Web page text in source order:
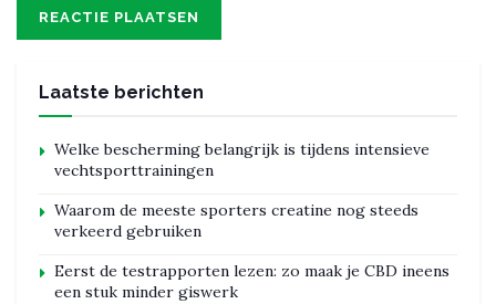
Laatste berichten
Welke bescherming belangrijk is tijdens intensieve
vechtsporttrainingen
Waarom de meeste sporters creatine nog steeds
verkeerd gebruiken
Eerst de testrapporten lezen: zo maak je CBD ineens
een stuk minder giswerk